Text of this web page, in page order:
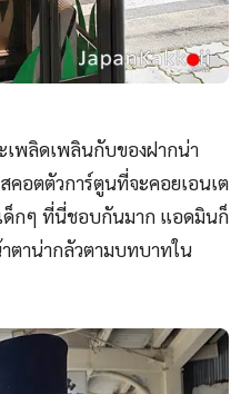
พลิดเพลินกับของฝากน่า
คอตตัวการ์ตูนที่จะคอยเอนเต
ด็กๆ ที่นี่ชอบกันมาก แอดมินก็
ตาน่ากลัวตามบทบาทใน